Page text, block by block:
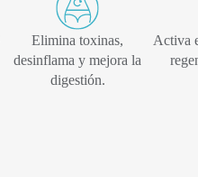
Elimina toxinas,
desinflama y mejora la
digestión.
Activa